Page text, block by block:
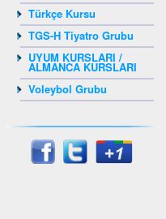
Türkçe Kursu
TGS-H Tiyatro Grubu
UYUM KURSLARI /
ALMANCA KURSLARI
Voleybol Grubu